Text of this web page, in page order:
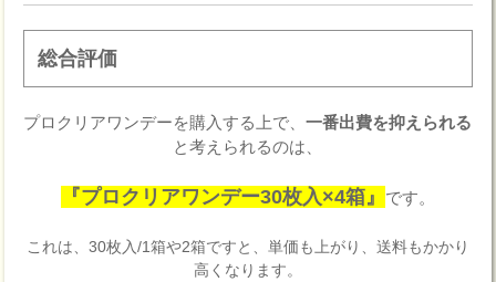
総合評価
プロクリアワンデーを購入する上で、一番出費を抑えられる
と考えられるのは、
『プロクリアワンデー30枚入×4箱』 です。
これは、30枚入/1箱や2箱ですと、単価も上がり、送料もかかり
高くなります。